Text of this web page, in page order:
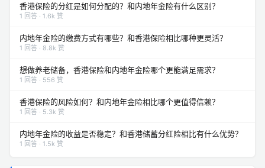
香港保险的分红是如何分配的？和内地年金险有什么区别？
1 回答 · 1.6k 赞
内地年金险的缴费方式有哪些？和香港保险相比哪种更灵活？
1 回答 · 8.8k 赞
想做养老储备，香港保险和内地年金险哪个更能满足需求？
1 回答 · 556 赞
香港保险的风险如何？和内地年金险相比哪个更值得信赖？
1 回答 · 5.3k 赞
内地年金险的收益是否稳定？和香港储蓄分红险相比有什么优势？
1 回答 · 1.5k 赞